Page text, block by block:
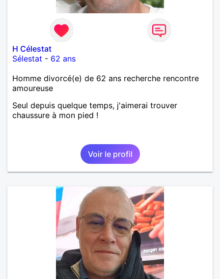
H Célestat
Sélestat - 62 ans
Homme divorcé(e) de 62 ans recherche rencontre
amoureuse
Seul depuis quelque temps, j'aimerai trouver
chaussure à mon pied !
Voir le profil